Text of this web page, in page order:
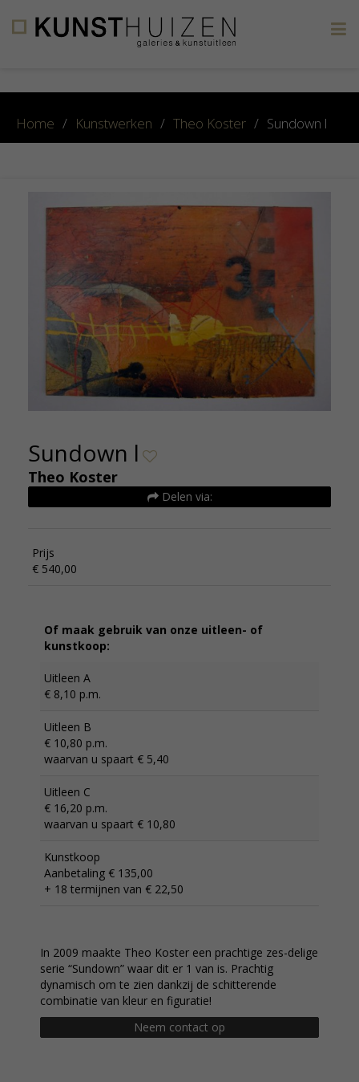
Home / Kunstwerken / Theo Koster / Sundown l
Sundown l
Theo Koster
Delen via:
Prijs
€ 540,00
Of maak gebruik van onze uitleen- of
kunstkoop:
Uitleen A
€ 8,10 p.m.
Uitleen B
€ 10,80 p.m.
waarvan u spaart € 5,40
Uitleen C
€ 16,20 p.m.
waarvan u spaart € 10,80
Kunstkoop
Aanbetaling € 135,00
+ 18 termijnen van € 22,50
In 2009 maakte Theo Koster een prachtige zes-delige
serie “Sundown” waar dit er 1 van is. Prachtig
dynamisch om te zien dankzij de schitterende
combinatie van kleur en figuratie!
Neem contact op